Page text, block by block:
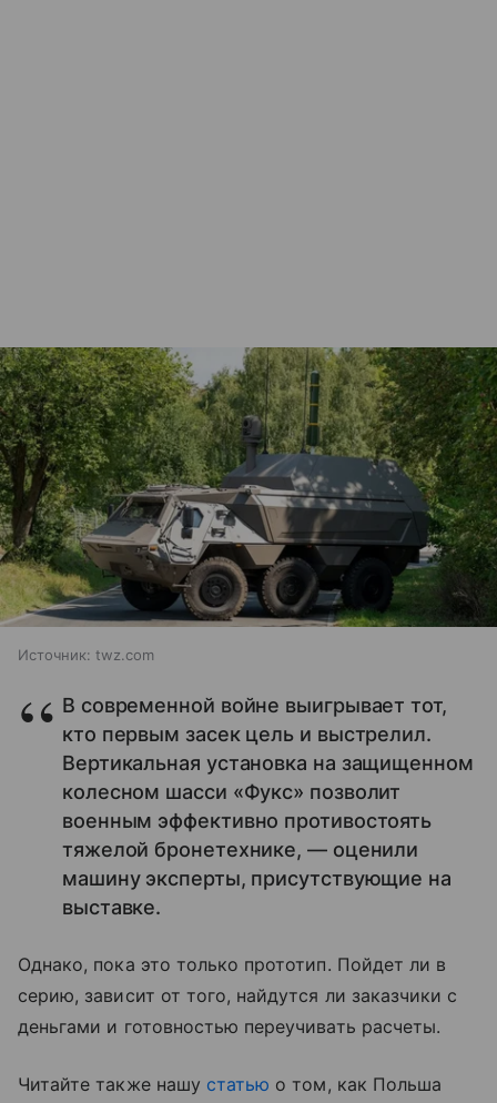
Источник: twz.com
В современной войне выигрывает тот,
кто первым засек цель и выстрелил.
Вертикальная установка на защищенном
колесном шасси «Фукс» позволит
военным эффективно противостоять
тяжелой бронетехнике, — оценили
машину эксперты, присутствующие на
выставке.
Однако, пока это только прототип. Пойдет ли в
серию, зависит от того, найдутся ли заказчики с
деньгами и готовностью переучивать расчеты.
Читайте также нашу статью о том, как Польша